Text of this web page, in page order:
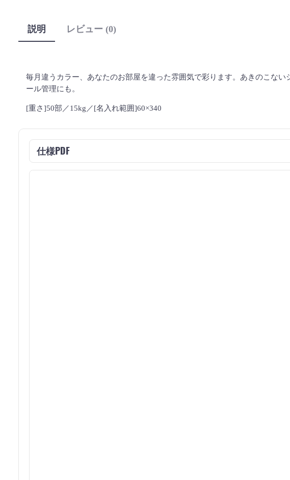
説明 レビュー (0)
毎月違うカラー、あなたのお部屋を違った雰囲気で彩ります。あきのこな
ール管理にも。
[重さ]50部／15kg／[名入れ範囲]60×340
仕様PDF